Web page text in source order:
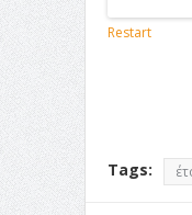
Restart
Tags: